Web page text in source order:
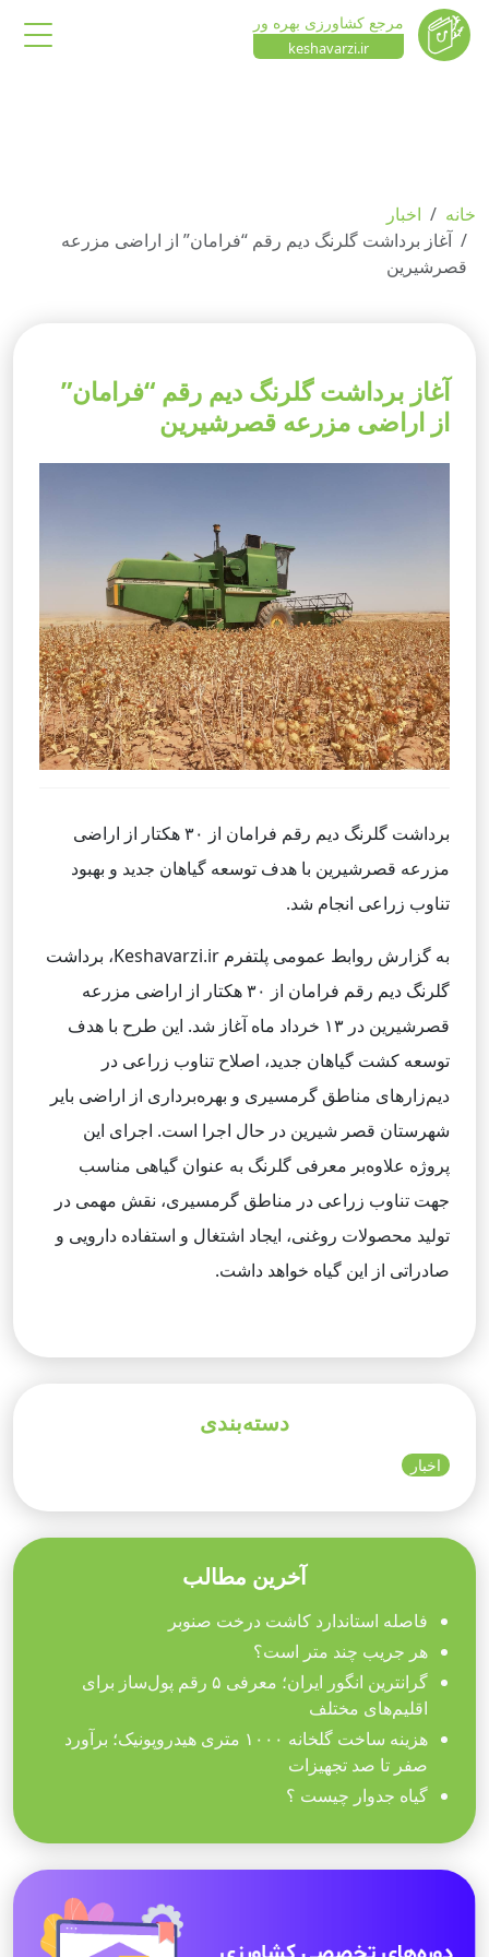
مرجع کشاورزی بهره ور
keshavarzi.ir
خانه
اخبار
آغاز برداشت گلرنگ دیم رقم “فرامان” از اراضی مزرعه
قصرشیرین
آغاز برداشت گلرنگ دیم رقم “فرامان”
از اراضی مزرعه قصرشیرین
برداشت گلرنگ دیم رقم فرامان از ۳۰ هکتار از اراضی
مزرعه قصرشیرین با هدف توسعه گیاهان جدید و بهبود
تناوب زراعی انجام شد.
به گزارش روابط عمومی پلتفرم Keshavarzi.ir، برداشت
گلرنگ دیم رقم فرامان از ۳۰ هکتار از اراضی مزرعه
قصرشیرین در ۱۳ خرداد ماه آغاز شد. این طرح با هدف
توسعه کشت گیاهان جدید، اصلاح تناوب زراعی در
دیم‌زارهای مناطق گرمسیری و بهره‌برداری از اراضی بایر
شهرستان قصر شیرین در حال اجرا است. اجرای این
پروژه علاوه‌بر معرفی گلرنگ به عنوان گیاهی مناسب
جهت تناوب زراعی در مناطق گرمسیری، نقش مهمی در
تولید محصولات روغنی، ایجاد اشتغال و استفاده دارویی و
صادراتی از این گیاه خواهد داشت.
دسته‌بندی
اخبار
آخرین مطالب
فاصله استاندارد کاشت درخت صنوبر
هر جریب چند متر است؟
گرانترین انگور ایران؛ معرفی ۵ رقم پول‌ساز برای
اقلیم‌های مختلف
هزینه ساخت گلخانه ۱۰۰۰ متری هیدروپونیک؛ برآورد
صفر تا صد تجهیزات
گیاه جدوار چیست ؟